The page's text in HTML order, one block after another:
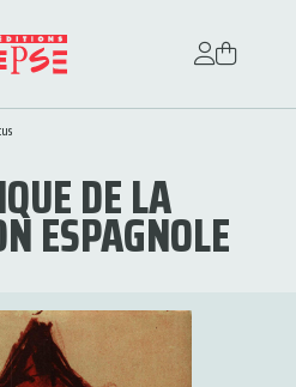
DE LA
ESPAGNOLE